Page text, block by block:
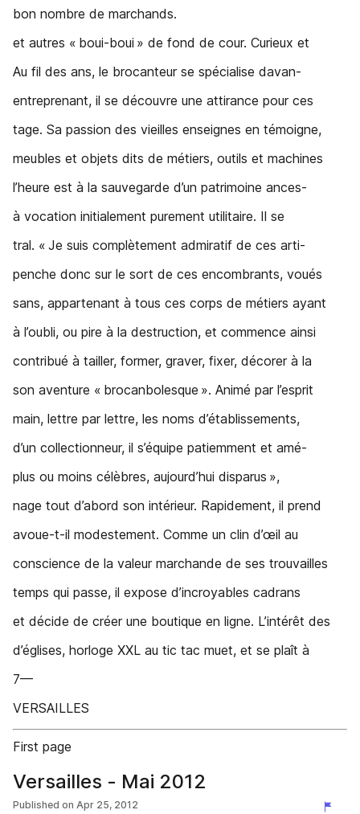
bon nombre de marchands.
et autres « boui-boui » de fond de cour. Curieux et
Au fil des ans, le brocanteur se spécialise davan-
entreprenant, il se découvre une attirance pour ces
tage. Sa passion des vieilles enseignes en témoigne,
meubles et objets dits de métiers, outils et machines
l’heure est à la sauvegarde d’un patrimoine ances-
à vocation initialement purement utilitaire. Il se
tral. « Je suis complètement admiratif de ces arti-
penche donc sur le sort de ces encombrants, voués
sans, appartenant à tous ces corps de métiers ayant
à l’oubli, ou pire à la destruction, et commence ainsi
contribué à tailler, former, graver, fixer, décorer à la
son aventure « brocanbolesque ». Animé par l’esprit
main, lettre par lettre, les noms d’établissements,
d’un collectionneur, il s’équipe patiemment et amé-
plus ou moins célèbres, aujourd’hui disparus »,
nage tout d’abord son intérieur. Rapidement, il prend
avoue-t-il modestement. Comme un clin d’œil au
conscience de la valeur marchande de ses trouvailles
temps qui passe, il expose d’incroyables cadrans
et décide de créer une boutique en ligne. L’intérêt des
d’églises, horloge XXL au tic tac muet, et se plaît à
7—
VERSAILLES
First page
Versailles - Mai 2012
Published on Apr 25, 2012